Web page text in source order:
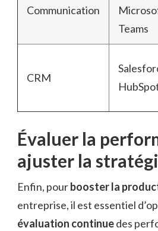
Communication
Teams
CRM
Évaluer la
ajuster la
Enfin, pourbooster la
entreprise, il est essentiel
évaluation continuedes